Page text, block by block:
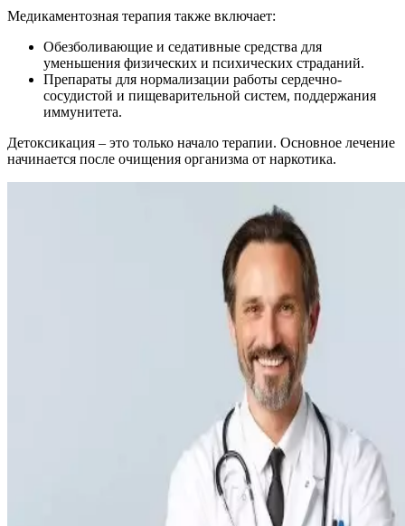
Медикаментозная терапия также включает:
Обезболивающие и седативные средства для
уменьшения физических и психических страданий.
Препараты для нормализации работы сердечно-
сосудистой и пищеварительной систем, поддержания
иммунитета.
Детоксикация – это только начало терапии. Основное лечение
начинается после очищения организма от наркотика.